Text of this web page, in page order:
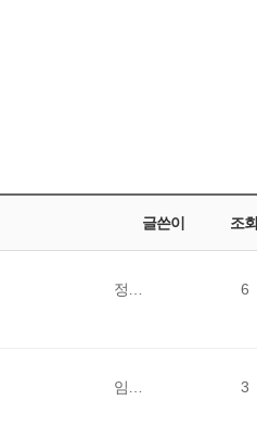
글쓴이 조회
정… 6
임… 3